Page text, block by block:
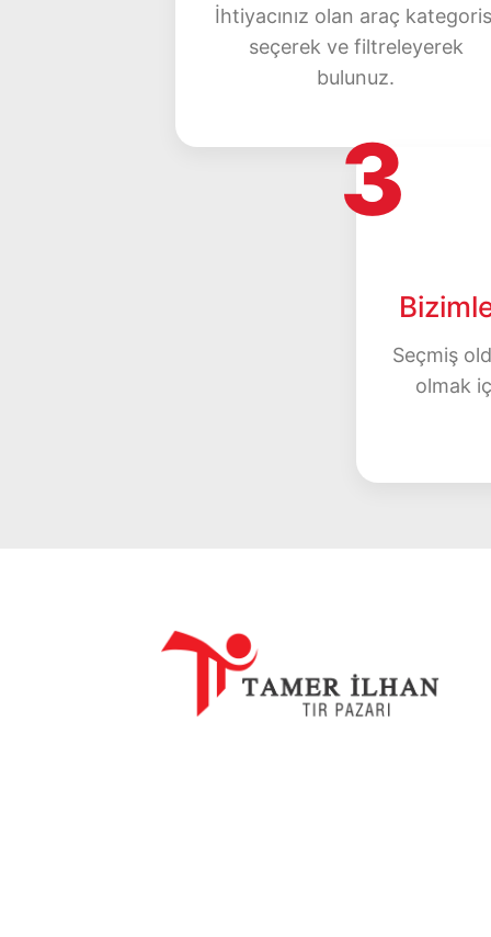
İhtiyacınız olan araç
seçerek ve filtreleyerek
bulunuz.
3
Seçmiş
olmak